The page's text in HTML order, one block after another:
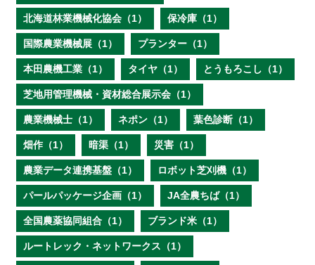
北海道林業機械化協会（1） 保冷庫（1）
国際農業機械展（1） プランター（1）
本田農機工業（1） タイヤ（1） とうもろこし（1）
芝地用管理機械・資材総合展示会（1）
農業機械士（1） ネポン（1） 葉色診断（1）
畑作（1） 暗渠（1） 災害（1）
農業データ連携基盤（1） ロボット芝刈機（1）
パールパッケージ企画（1） JA全農ちば（1）
全国農薬協同組合（1） ブランド米（1）
ルートレック・ネットワークス（1）